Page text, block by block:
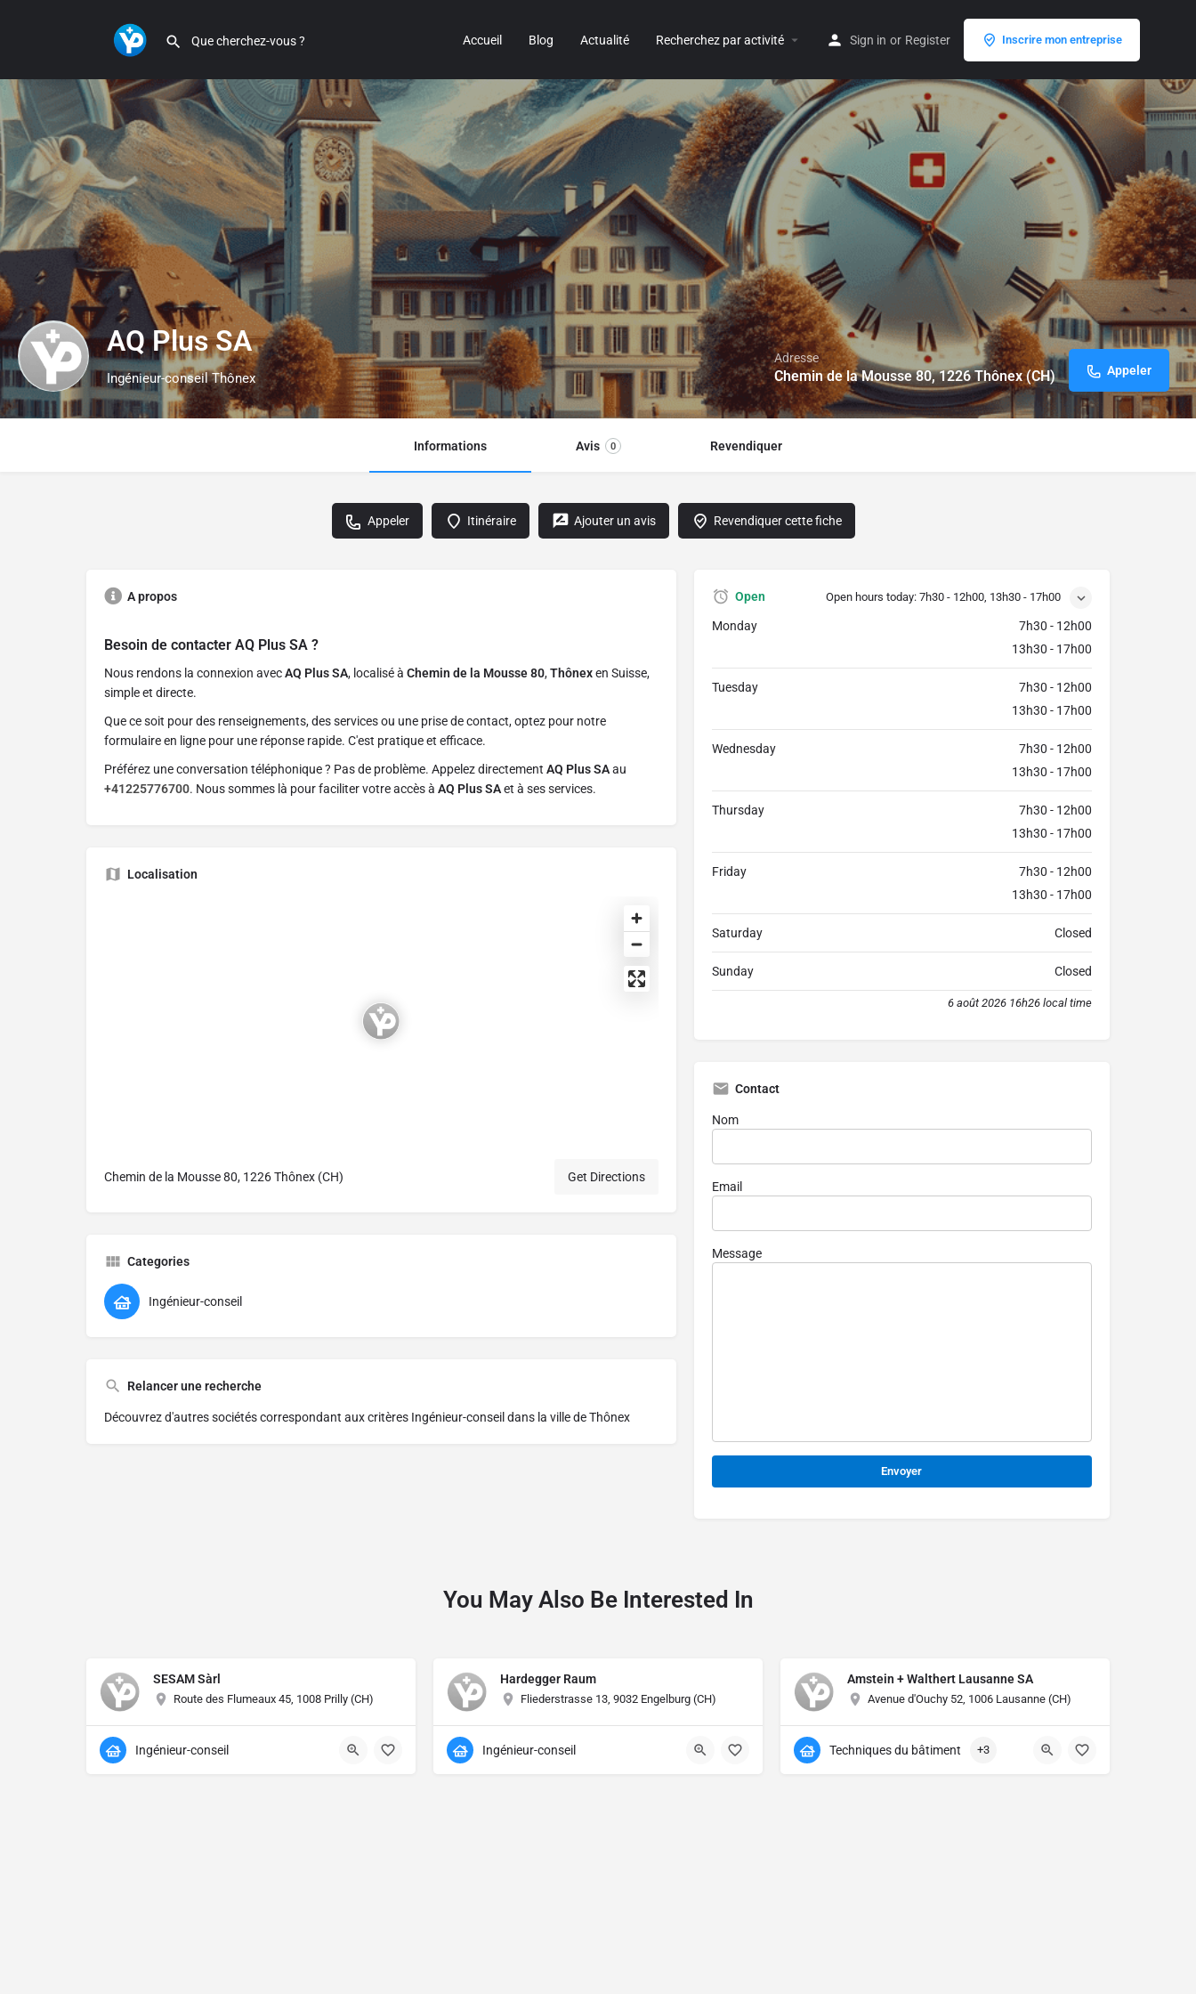
Accueil Blog Actualité Recherchez par activité Sign in or Register Inscrire mon entreprise
AQ Plus SA
Ingénieur-conseil Thônex
Adresse
Chemin de la Mousse 80, 1226 Thônex (CH) Appeler
Informations Avis 0 Revendiquer
Appeler Itinéraire Ajouter un avis Revendiquer cette fiche
A propos
Besoin de contacter AQ Plus SA ?
Nous rendons la connexion avecAQ Plus SA, localisé à Chemin de la Mousse 80,Thônexen Suisse,
simple et directe.
Que ce soit pour des renseignements, des services ou une prise de contact, optez pour notre
formulaire en ligne pour une réponse rapide. C'est pratique et efficace.
Préférez une conversation téléphonique ? Pas de problème. Appelez directement AQ Plus SAau
+41225776700. Nous sommes là pour faciliter votre accès à AQ Plus SAet à ses services.
Localisation
Chemin de la Mousse 80, 1226 Thônex (CH) Get Directions
Categories
Ingénieur-conseil
Relancer une recherche
Découvrez d'autres sociétés correspondant aux critères Ingénieur-conseil dans la ville de Thônex
Open Open hours today: 7h30 - 12h00, 13h30 - 17h00
Monday
7h30 - 12h00
13h30 - 17h00
Tuesday
7h30 - 12h00
13h30 - 17h00
Wednesday
7h30 - 12h00
13h30 - 17h00
Thursday
7h30 - 12h00
13h30 - 17h00
Friday
7h30 - 12h00
13h30 - 17h00
Saturday Closed
Sunday Closed
6 août 2026 16h26 local time
Contact
Nom
Email
Message
You May Also Be Interested In
SESAM Sàrl
Route des Flumeaux 45, 1008 Prilly (CH)
Ingénieur-conseil
Hardegger Raum
Fliederstrasse 13, 9032 Engelburg (CH)
Ingénieur-conseil
Amstein + Walthert Lausanne SA
Avenue d'Ouchy 52, 1006 Lausanne (CH)
Techniques du bâtiment +3